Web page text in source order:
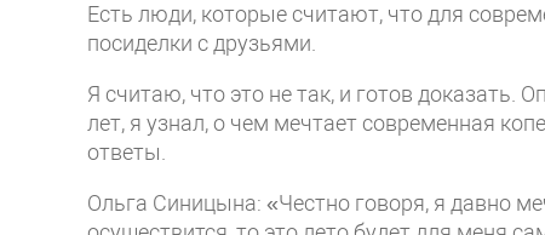
Есть люди, которые считают, что для
посиделки с друзьями.
Я считаю, что это не так, и готов доказать.
лет, я узнал, о чем мечтает современная
ответы.
Ольга Синицына: «Честно говоря, я давно